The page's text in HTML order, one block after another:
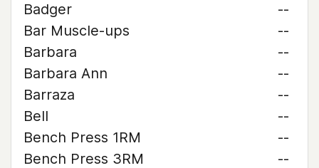
Badger
--
Bar Muscle-ups
--
Barbara
--
Barbara Ann
--
Barraza
--
Bell
--
Bench Press 1RM
--
Bench Press 3RM
--